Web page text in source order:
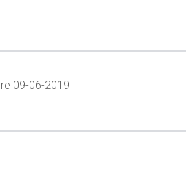
09-06-2019